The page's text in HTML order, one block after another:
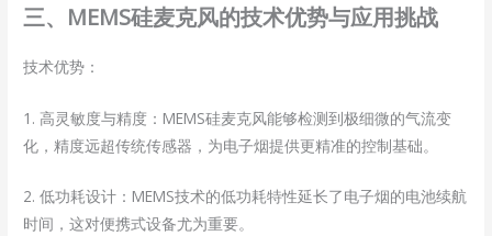
三、MEMS硅麦克风的技术优势与应用挑战
技术优势：
1. 高灵敏度与精度：MEMS硅麦克风能够检测到极细微的气流变
化，精度远超传统传感器，为电子烟提供更精准的控制基础。
2. 低功耗设计：MEMS技术的低功耗特性延长了电子烟的电池续航
时间，这对便携式设备尤为重要。